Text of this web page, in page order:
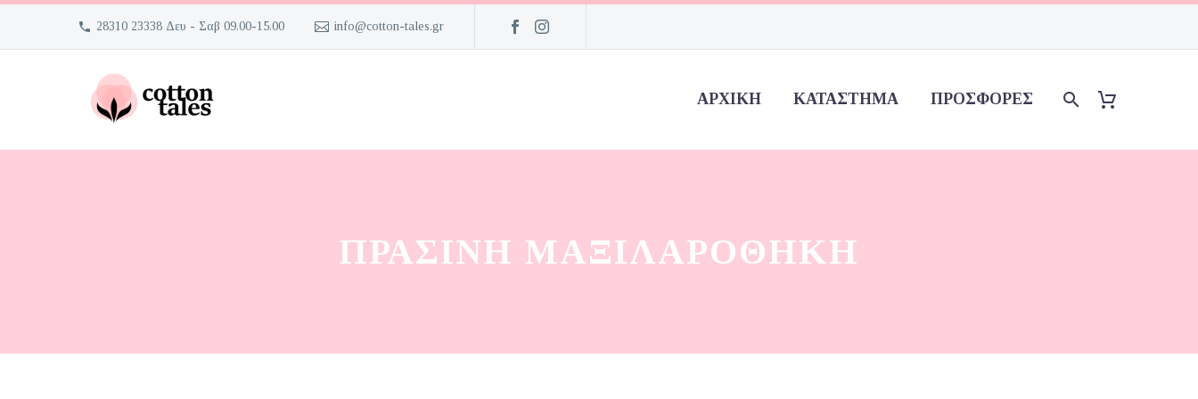
28310 23338 Δευ - Σαβ 09.00-15.00 info@cotton-tales.gr
ΑΡΧΙΚΉ ΚΑΤΆΣΤΗΜΑ ΠΡΟΣΦΟΡΈΣ
ΠΡΆΣΙΝΗ ΜΑΞΙΛΑΡΟΘΉΚΗ